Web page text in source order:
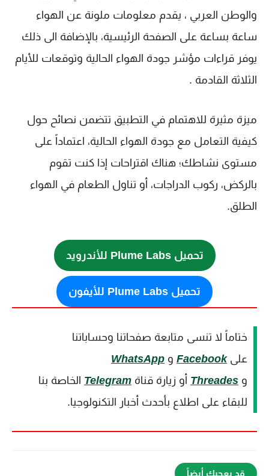
والوطن العربي ، يقدم معلومات ملونة عن الهواء
ساعة بساعة على الصفحة الرئيسية، بالإضافة الى ذلك
يوفر قراءات مؤشر جودة الهواء الحالية وتوقعات للأيام
الثلاثة القادمة .
ميزة مثيرة للاهتمام في التطبيق تتضمن نصائح حول
كيفية التعامل مع جودة الهواء الحالية، اعتماداً على
مستوى نشاطك؛ هناك اقتراحات إذا كنت تقوم
بالركض، ركوب الدراجات، أو تناول الطعام في الهواء
الطلق.
تحميل Plume Labs للأندرويد
تحميل Plume Labs للأيفون
ختاماً لا تنسى متابعة صفحاتنا وحساباتنا
علىFacebook و WhatsApp
و Threades أو زيارة قناة Telegram الخاصة بنا
للبقاء على اطلاع بأحدث أخبار التكنولوجيا.
قد يعجبك أيضاً